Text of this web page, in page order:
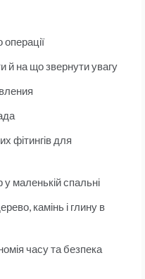
й на що звернути увагу
фітингів для
у маленькій спальні
камінь і глину в
часу та безпека